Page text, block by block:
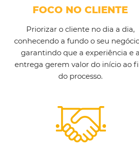
Priorizar o cliente no dia a dia,
conhecendo a fundo o seu
garantindo que a experiência e
entrega gerem valor do início ao
do processo.
FOCO NO CLIENTE